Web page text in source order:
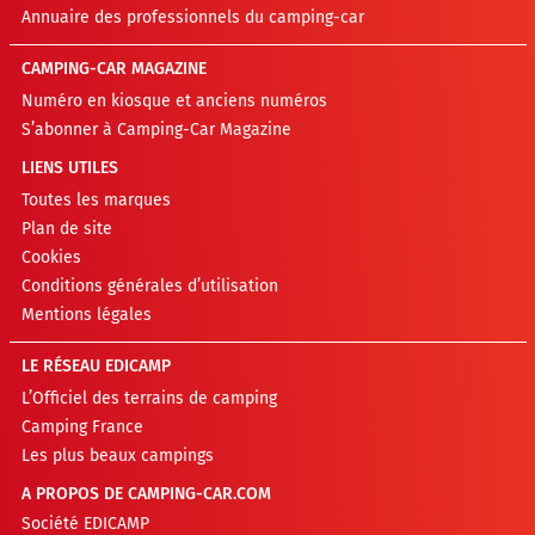
Annuaire des professionnels du camping-car
CAMPING-CAR MAGAZINE
Numéro en kiosque et anciens numéros
S’abonner à Camping-Car Magazine
LIENS UTILES
Toutes les marques
Plan de site
Cookies
Conditions générales d’utilisation
Mentions légales
LE RÉSEAU EDICAMP
L’Officiel des terrains de camping
Camping France
Les plus beaux campings
A PROPOS DE CAMPING-CAR.COM
Société EDICAMP